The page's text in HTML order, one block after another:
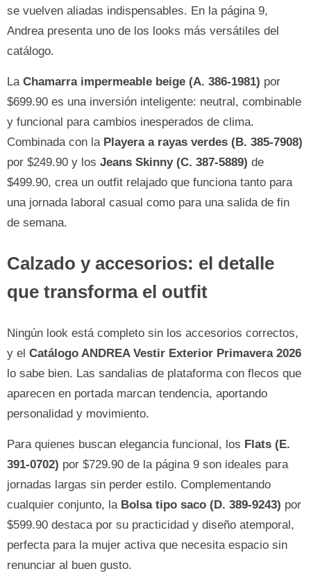
se vuelven aliadas indispensables. En la página 9,
Andrea presenta uno de los looks más versátiles del
catálogo.
La Chamarra impermeable beige (A. 386-1981) por
$699.90 es una inversión inteligente: neutral, combinable
y funcional para cambios inesperados de clima.
Combinada con la Playera a rayas verdes (B. 385-7908)
por $249.90 y los Jeans Skinny (C. 387-5889) de
$499.90, crea un outfit relajado que funciona tanto para
una jornada laboral casual como para una salida de fin
de semana.
Calzado y accesorios: el detalle
que transforma el outfit
Ningún look está completo sin los accesorios correctos,
y el Catálogo ANDREA Vestir Exterior Primavera 2026
lo sabe bien. Las sandalias de plataforma con flecos que
aparecen en portada marcan tendencia, aportando
personalidad y movimiento.
Para quienes buscan elegancia funcional, los Flats (E.
391-0702) por $729.90 de la página 9 son ideales para
jornadas largas sin perder estilo. Complementando
cualquier conjunto, la Bolsa tipo saco (D. 389-9243) por
$599.90 destaca por su practicidad y diseño atemporal,
perfecta para la mujer activa que necesita espacio sin
renunciar al buen gusto.